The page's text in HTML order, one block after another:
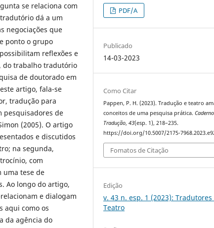
se relaciona com
dá a um
negociações que
ponto o grupo
reflexões e
do trabalho tradutório
de doutorado em
artigo, fala-se
tradução para
pesquisadores de
(2005). O artigo
e discutidos
na segunda,
com
uma tese de
Ao longo do artigo,
e dialogam
aqui como os
da agência do
PDF/A
Publicado
14-03-2023
Como Citar
Pappen, P. H. (2023). Tradução e teatro
conceitos de uma pesquisa prática.
Tradução,43(esp. 1), 218–235.
https://doi.org/10.5007/2175-
Fomatos de Citação
Edição
v. 43 n. esp. 1 (2023): Tradutores
Teatro